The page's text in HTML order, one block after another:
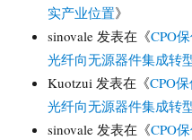
实产业位置》
sinovale 发表在《CPO
光纤向无源器件集成转
Kuotzui 发表在《CPO
光纤向无源器件集成转
sinovale 发表在《CPO